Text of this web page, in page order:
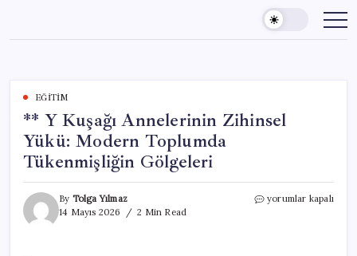
content
EĞITIM
** Y Kuşağı Annelerinin Zihinsel
Yükü: Modern Toplumda
Tükenmişliğin Gölgeleri
By Tolga Yılmaz
14 Mayıs 2026
2 Min Read
**
yorumlar kapalı